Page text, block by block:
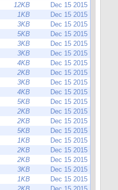
12KB
Dec 15 2015
1KB
Dec 15 2015
3KB
Dec 15 2015
5KB
Dec 15 2015
3KB
Dec 15 2015
3KB
Dec 15 2015
4KB
Dec 15 2015
2KB
Dec 15 2015
3KB
Dec 15 2015
4KB
Dec 15 2015
5KB
Dec 15 2015
2KB
Dec 15 2015
2KB
Dec 15 2015
5KB
Dec 15 2015
1KB
Dec 15 2015
2KB
Dec 15 2015
2KB
Dec 15 2015
3KB
Dec 15 2015
1KB
Dec 15 2015